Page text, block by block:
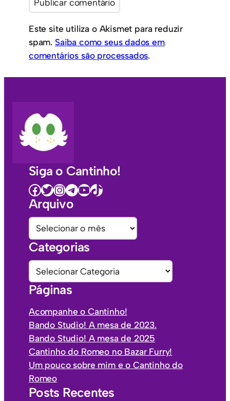
Este site utiliza o Akismet para reduzir
spam. Saiba como seus dados em
comentários são processados.
Siga o Cantinho!
Facebook Twitter InstagramTelegramYoutube TikTok
Arquivo
A
r
q
u
v
s
Categorias
C
a
t
e
g
o
i
a
s
Páginas
Acompanhe o Cantinho!
Bando Studio! A mesa de 2023.
Bando Studio! A mesa de 2025
Cantinho do Romeo no Bazar Furry!
Um pouco sobre mim e o Cantinho do
Romeo
Posts Recentes